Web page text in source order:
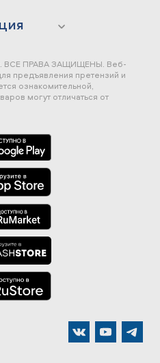
ВСЕ ПРАВА ЗАЩИЩЕНЫ. Веб-
предъявления претензий и
ознакомительной,
могут отличаться от